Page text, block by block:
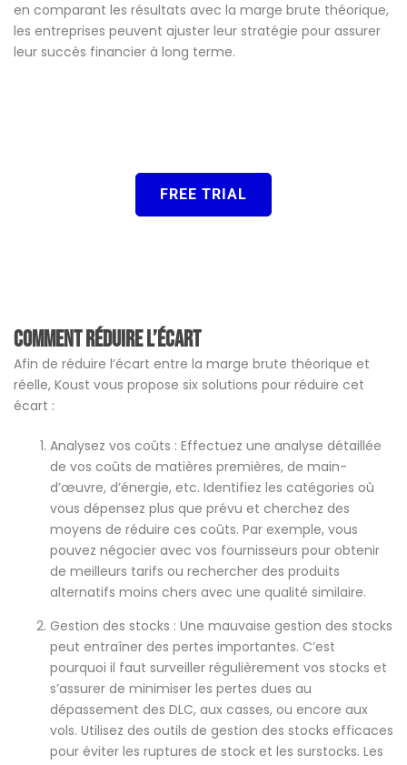
en comparant les résultats avec la marge brute théorique,
les entreprises peuvent ajuster leur stratégie pour assurer
leur succès financier à long terme.
FREE TRIAL
Comment réduire l’écart
Afin de réduire l’écart entre la marge brute théorique et
réelle, Koust vous propose six solutions pour réduire cet
écart :
Analysez vos coûts : Effectuez une analyse détaillée
de vos coûts de matières premières, de main-
d’œuvre, d’énergie, etc. Identifiez les catégories où
vous dépensez plus que prévu et cherchez des
moyens de réduire ces coûts. Par exemple, vous
pouvez négocier avec vos fournisseurs pour obtenir
de meilleurs tarifs ou rechercher des produits
alternatifs moins chers avec une qualité similaire.
Gestion des stocks : Une mauvaise gestion des stocks
peut entraîner des pertes importantes. C’est
pourquoi il faut surveiller régulièrement vos stocks et
s’assurer de minimiser les pertes dues au
dépassement des DLC, aux casses, ou encore aux
vols. Utilisez des outils de gestion des stocks efficaces
pour éviter les ruptures de stock et les surstocks. Les